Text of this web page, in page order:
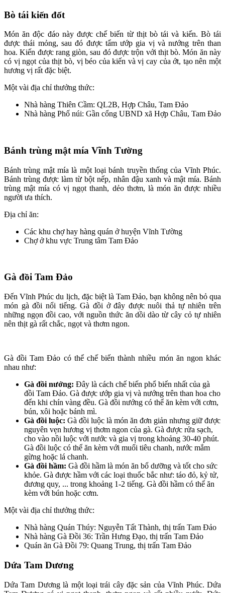
Bò tái kiến đốt
Món ăn độc đáo này được chế biến từ thịt bò tái và kiến. Bò tái
được thái mỏng, sau đó được tẩm ướp gia vị và nướng trên than
hoa. Kiến được rang giòn, sau đó được trộn với thịt bò. Món ăn này
có vị ngọt của thịt bò, vị béo của kiến và vị cay của ớt, tạo nên một
hương vị rất đặc biệt.
Một vài địa chỉ thưởng thức:
Nhà hàng Thiên Cầm: QL2B, Hợp Châu, Tam Đảo
Nhà hàng Phố núi: Gần cổng UBND xã Hợp Châu, Tam Đảo
Bánh trùng mật mía Vĩnh Tường
Bánh trùng mật mía là một loại bánh truyền thống của Vĩnh Phúc.
Bánh trùng được làm từ bột nếp, nhân đậu xanh và mật mía. Bánh
trùng mật mía có vị ngọt thanh, dẻo thơm, là món ăn được nhiều
người ưa thích.
Địa chỉ ăn:
Các khu chợ hay hàng quán ở huyện Vĩnh Tường
Chợ ở khu vực Trung tâm Tam Đảo
Gà đồi Tam Đảo
Đến Vĩnh Phúc du lịch, đặc biệt là Tam Đảo, bạn không nên bỏ qua
món gà đồi nổi tiếng. Gà đồi ở đây được nuôi thả tự nhiên trên
những ngọn đồi cao, với nguồn thức ăn dồi dào từ cây cỏ tự nhiên
nên thịt gà rất chắc, ngọt và thơm ngon.
Gà đồi Tam Đảo có thể chế biến thành nhiều món ăn ngon khác
nhau như:
Gà đồi nướng: Đây là cách chế biến phổ biến nhất của gà
đồi Tam Đảo. Gà được ướp gia vị và nướng trên than hoa cho
đến khi chín vàng đều. Gà đồi nướng có thể ăn kèm với cơm,
bún, xôi hoặc bánh mì.
Gà đồi luộc: Gà đồi luộc là món ăn đơn giản nhưng giữ được
nguyên vẹn hương vị thơm ngon của gà. Gà được rửa sạch,
cho vào nồi luộc với nước và gia vị trong khoảng 30-40 phút.
Gà đồi luộc có thể ăn kèm với muối tiêu chanh, nước mắm
gừng hoặc lá chanh.
Gà đồi hầm: Gà đồi hầm là món ăn bổ dưỡng và tốt cho sức
khỏe. Gà được hầm với các loại thuốc bắc như: táo đỏ, kỷ tử,
đương quy, ... trong khoảng 1-2 tiếng. Gà đồi hầm có thể ăn
kèm với bún hoặc cơm.
Một vài địa chỉ thưởng thức:
Nhà hàng Quán Thúy: Nguyễn Tất Thành, thị trấn Tam Đảo
Nhà hàng Gà Đồi 36: Trần Hưng Đạo, thị trấn Tam Đảo
Quán ăn Gà Đồi 79: Quang Trung, thị trấn Tam Đảo
Dứa Tam Dương
Dứa Tam Dương là một loại trái cây đặc sản của Vĩnh Phúc. Dứa